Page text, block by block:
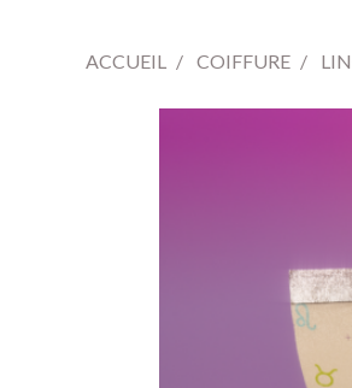
ACCUEIL COIFFURE